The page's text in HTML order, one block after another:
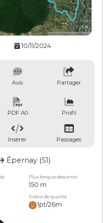
10/11/2024
Avis Partager
PDF A0 Profil
Insérer Passages
Épernay (51)
Plus longue descente
150 m
Indice de qualité
1pt/26m